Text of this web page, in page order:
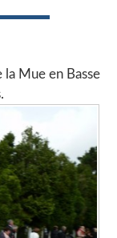
Mue en Basse